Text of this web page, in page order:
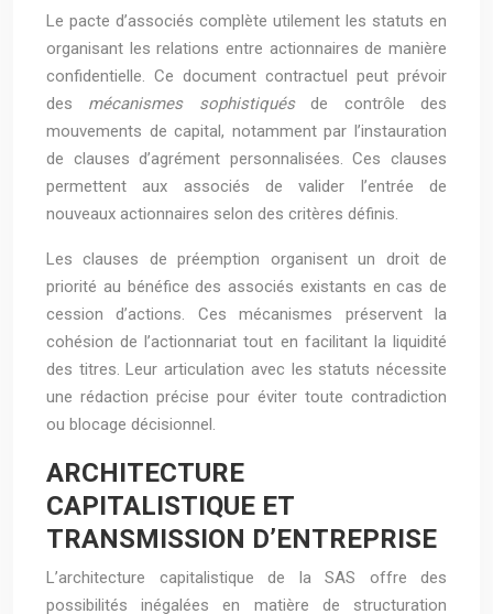
Le pacte d’associés complète utilement les statuts en
organisant les relations entre actionnaires de manière
confidentielle. Ce document contractuel peut prévoir
des mécanismes sophistiquésde contrôle des
mouvements de capital, notamment par l’instauration
de clauses d’agrément personnalisées. Ces clauses
permettent aux associés de valider l’entrée de
nouveaux actionnaires selon des critères définis.
Les clauses de préemption organisent un droit de
priorité au bénéfice des associés existants en cas de
cession d’actions. Ces mécanismes préservent la
cohésion de l’actionnariat tout en facilitant la liquidité
des titres. Leur articulation avec les statuts nécessite
une rédaction précise pour éviter toute contradiction
ou blocage décisionnel.
ARCHITECTURE
CAPITALISTIQUE ET
TRANSMISSION D’ENTREPRISE
L’architecture capitalistique de la SAS offre des
possibilités inégalées en matière de structuration